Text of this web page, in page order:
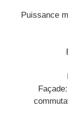
Puissance